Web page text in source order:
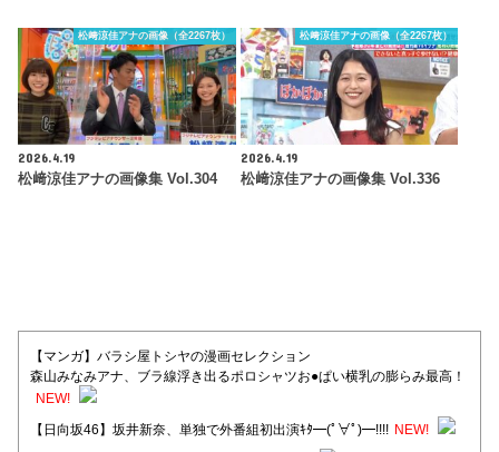
松﨑涼佳アナの画像（全2267枚）
2026.4.19
松﨑涼佳アナの画像集 Vol.304
松﨑涼佳アナの画像（全2267枚）
2026.4.19
松﨑涼佳アナの画像集 Vol.336
【マンガ】バラシ屋トシヤの漫画セレクション
森山みなみアナ、ブラ線浮き出るポロシャツお●ぱい横乳の膨らみ最高！
NEW!
【日向坂46】坂井新奈、単独で外番組初出演ｷﾀ━(ﾟ∀ﾟ)━!!!! NEW!